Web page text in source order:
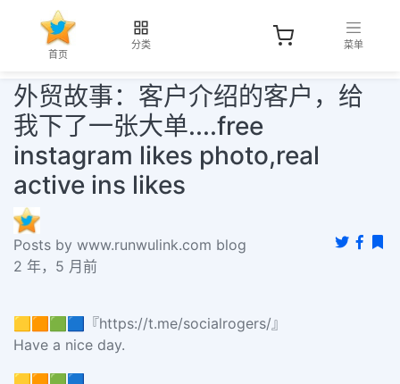
首页
分类 菜单
外贸故事：客户介绍的客户，给
我下了一张大单....free
instagram likes photo,real
active ins likes
Posts by www.runwulink.com blog
2 年，5 月前
🟨🟧🟩🟦『https://t.me/socialrogers/』
Have a nice day.
🟨🟧🟩🟦